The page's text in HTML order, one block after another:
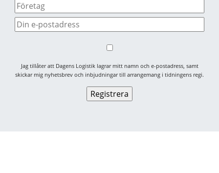
Jag tillåter att Dagens Logistik lagrar mitt namn och e-postadress, samt
skickar mig nyhetsbrev och inbjudningar till arrangemang i tidningens regi.